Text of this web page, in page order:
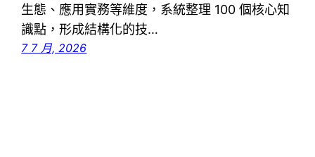
生態、應用實務等維度，系統整理 100 個核心知
識點，形成結構化的技…
7 7 月, 2026